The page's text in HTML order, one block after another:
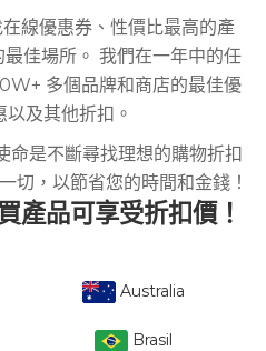
線優惠券、性價比最高的產
佳場所。 我們在一年中的任
多個品牌和商店的最佳優
以及其他折扣。
是不斷尋找理想的購物折扣
切，以節省您的時間和金錢！
產品可享受折扣價！
Australia
Brasil